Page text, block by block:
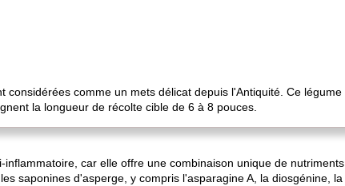
comme un mets délicat depuis l'Antiquité. Ce légume
la longueur de récolte cible de 6 à 8 pouces.
car elle offre une combinaison unique de nutriments
saponines d'asperge, y compris l'asparagine A, la diosgénine, la